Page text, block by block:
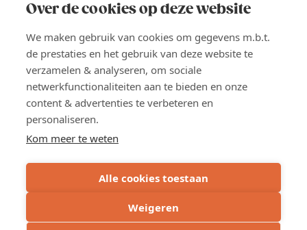
Over de cookies op deze website
We maken gebruik van cookies om gegevens m.b.t.
de prestaties en het gebruik van deze website te
verzamelen & analyseren, om sociale
netwerkfunctionaliteiten aan te bieden en onze
content & advertenties te verbeteren en
personaliseren.
Kom meer te weten
Alle cookies toestaan
Weigeren
Inschrijven
02 229 81 11
EN
Word lid
Voka 2026
Privacyverklaring
Cookie verklaring